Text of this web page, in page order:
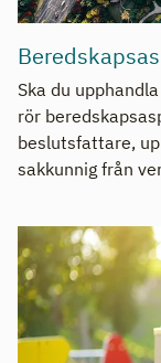
Ska du
rör
beslutsfattare,
sakkunnig från